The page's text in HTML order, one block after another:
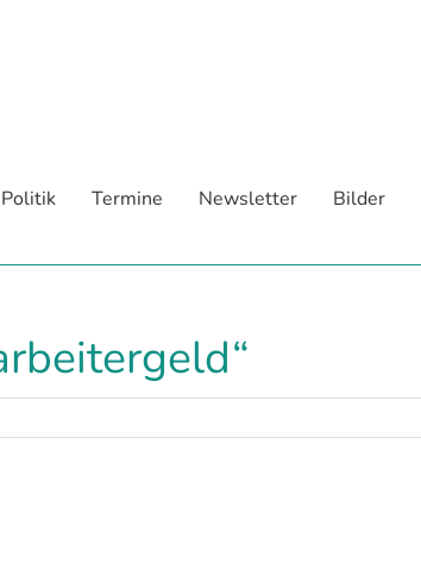
Politik Termine Newsletter Bilder